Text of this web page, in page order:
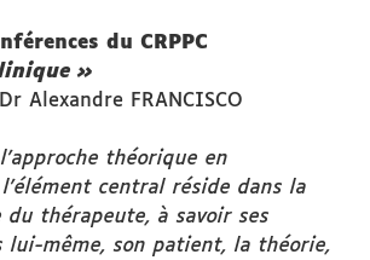
du CRPPC
»
Dr Alexandre FRANCISCO
théorique en
central réside dans la
thérapeute, à savoir ses
lui-même, son patient, la théorie,